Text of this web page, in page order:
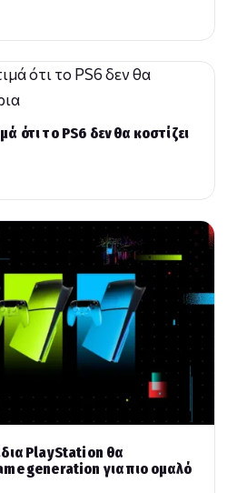
ότι το PS6 δεν θα κοστίζει
PlayStation θα
generation για πιο ομαλό